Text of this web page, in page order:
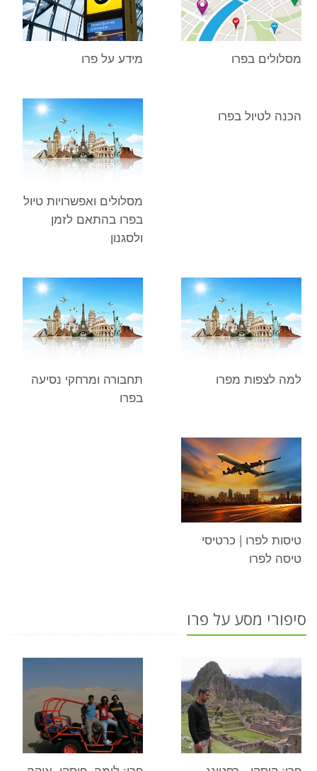
מסלולים בפרו מידע על פרו
הכנה לטיול בפרו
מסלולים ואפשרויות טיול
בפרו בהתאם לזמן
ולסגנון
למה לצפות מפרו
תחבורה ומרחקי נסיעה
בפרו
טיסות לפרו | כרטיסי
טיסה לפרו
סיפורי מסע על פרו